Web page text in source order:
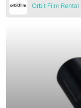
Orbit Film Rental